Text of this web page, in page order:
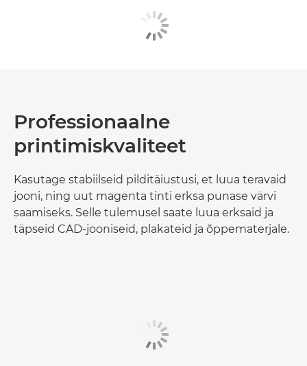
Professionaalne
printimiskvaliteet
Kasutage stabiilseid pilditäiustusi, et luua teravaid
jooni, ning uut magenta tinti erksa punase värvi
saamiseks. Selle tulemusel saate luua erksaid ja
täpseid CAD-jooniseid, plakateid ja õppematerjale.